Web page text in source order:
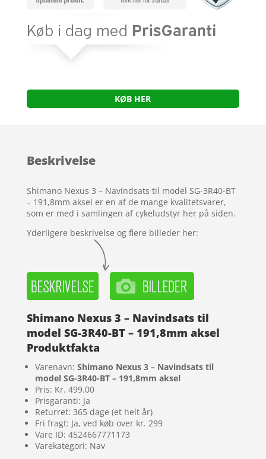
KØB HER
Beskrivelse
Shimano Nexus 3 – Navindsats til model SG-3R40-BT
– 191,8mm aksel er en af de mange kvalitetsvarer,
som er med i samlingen af cykeludstyr her på siden.
Yderligere beskrivelse og flere billeder her:
Shimano Nexus 3 – Navindsats til
model SG-3R40-BT – 191,8mm aksel
Produktfakta
Varenavn: Shimano Nexus 3 – Navindsats til
model SG-3R40-BT – 191,8mm aksel
Pris: Kr. 499.00
Prisgaranti: Ja
Returret: 365 dage (et helt år)
Fri fragt: Ja, ved køb over kr. 299
Vare ID: 4524667771173
Varekategori: Nav